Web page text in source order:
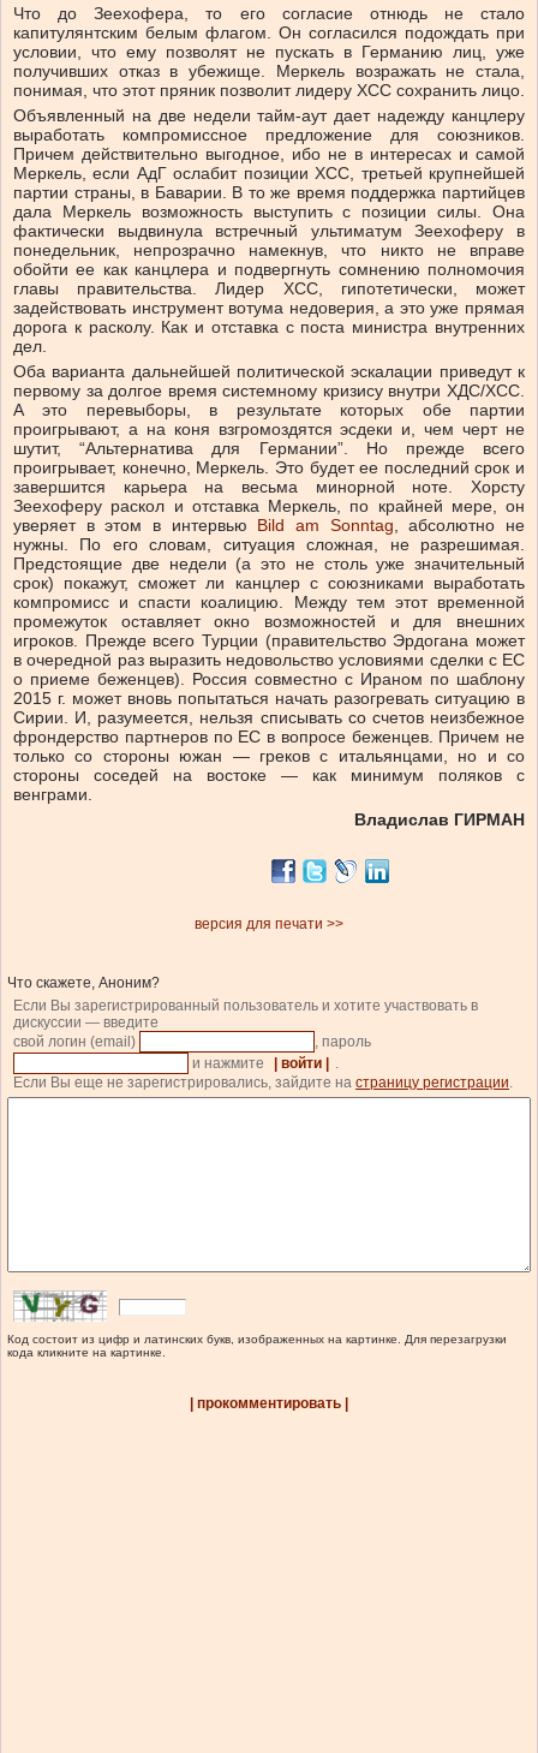
Что до Зеехофера, то его согласие отнюдь не стало
капитулянтским белым флагом. Он согласился подождать при
условии, что ему позволят не пускать в Германию лиц, уже
получивших отказ в убежище. Меркель возражать не стала,
понимая, что этот пряник позволит лидеру ХСС сохранить лицо.
Объявленный на две недели тайм-аут дает надежду канцлеру
выработать компромиссное предложение для союзников.
Причем действительно выгодное, ибо не в интересах и самой
Меркель, если АдГ ослабит позиции ХСС, третьей крупнейшей
партии страны, в Баварии. В то же время поддержка партийцев
дала Меркель возможность выступить с позиции силы. Она
фактически выдвинула встречный ультиматум Зеехоферу в
понедельник, непрозрачно намекнув, что никто не вправе
обойти ее как канцлера и подвергнуть сомнению полномочия
главы правительства. Лидер ХСС, гипотетически, может
задействовать инструмент вотума недоверия, а это уже прямая
дорога к расколу. Как и отставка с поста министра внутренних
дел.
Оба варианта дальнейшей политической эскалации приведут к
первому за долгое время системному кризису внутри ХДС/ХСС.
А это перевыборы, в результате которых обе партии
проигрывают, а на коня взгромоздятся эсдеки и, чем черт не
шутит, “Альтернатива для Германии”. Но прежде всего
проигрывает, конечно, Меркель. Это будет ее последний срок и
завершится карьера на весьма минорной ноте. Хорсту
Зеехоферу раскол и отставка Меркель, по крайней мере, он
уверяет в этом в интервью Bild am Sonntag, абсолютно не
нужны. По его словам, ситуация сложная, не разрешимая.
Предстоящие две недели (а это не столь уже значительный
срок) покажут, сможет ли канцлер с союзниками выработать
компромисс и спасти коалицию. Между тем этот временной
промежуток оставляет окно возможностей и для внешних
игроков. Прежде всего Турции (правительство Эрдогана может
в очередной раз выразить недовольство условиями сделки с ЕС
о приеме беженцев). Россия совместно с Ираном по шаблону
2015 г. может вновь попытаться начать разогревать ситуацию в
Сирии. И, разумеется, нельзя списывать со счетов неизбежное
фрондерство партнеров по ЕС в вопросе беженцев. Причем не
только со стороны южан — греков с итальянцами, но и со
стороны соседей на востоке — как минимум поляков с
венграми.
Владислав ГИРМАН
версия для печати >>
Что скажете, Аноним?
Если Вы зарегистрированный пользователь и хотите участвовать в
дискуссии — введите
свой логин (email)
, пароль
и нажмите
| войти |
.
Если Вы еще не зарегистрировались, зайдите на страницу регистрации.
Код состоит из цифр и латинских букв, изображенных на картинке. Для перезагрузки
кода кликните на картинке.
| прокомментировать |